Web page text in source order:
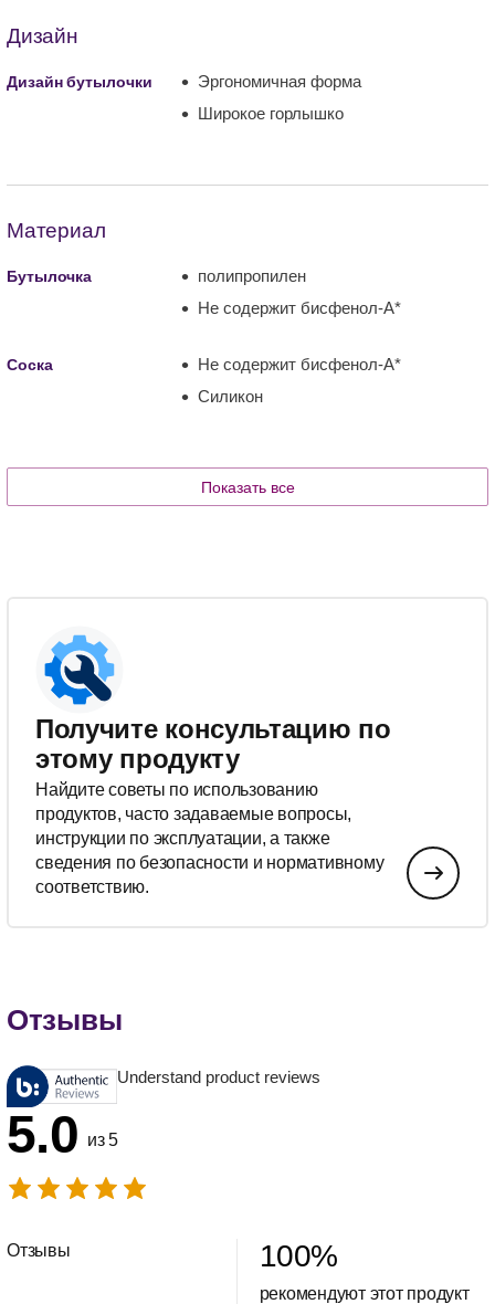
Дизайн
Дизайн бутылочки
Эргономичная форма
Широкое горлышко
Материал
Бутылочка
полипропилен
Не содержит бисфенол-А*
Соска
Не содержит бисфенол-А*
Силикон
Показать все
Получите консультацию по
этому продукту
Найдите советы по использованию
продуктов, часто задаваемые вопросы,
инструкции по эксплуатации, а также
сведения по безопасности и нормативному
соответствию.
Отзывы
Understand product reviews
5.0 из 5
Отзывы 100%
рекомендуют этот продукт